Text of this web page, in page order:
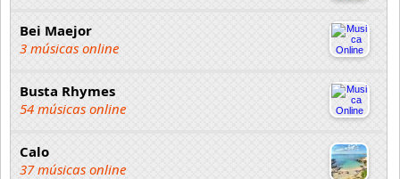
Bei Maejor
3 músicas online
Busta Rhymes
54 músicas online
Calo
37 músicas online